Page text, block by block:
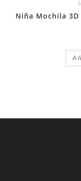
Niña Mochila